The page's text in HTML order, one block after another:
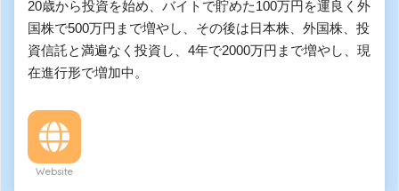
20歳から投資を始め、バイトで貯めた100万円を運良く外
国株で500万円まで増やし、その後は日本株、外国株、投
資信託と満遍なく投資し、4年で2000万円まで増やし、現
在進行形で増加中。
Website